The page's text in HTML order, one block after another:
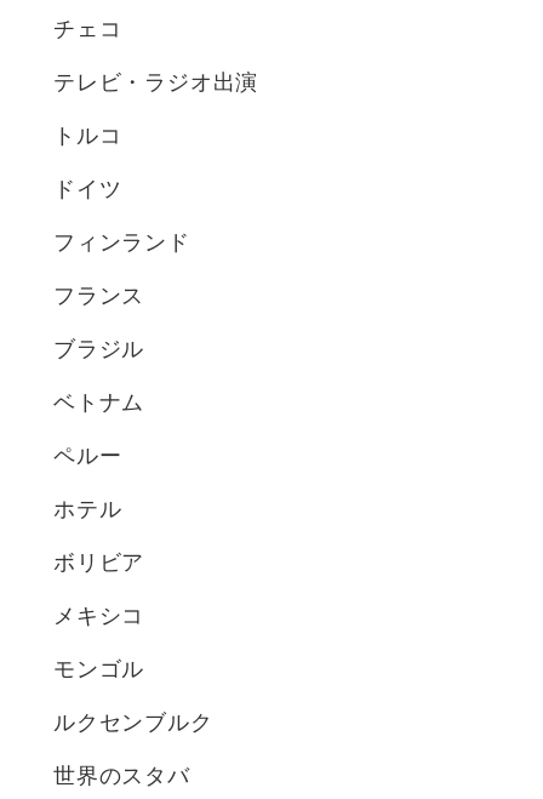
チェコ
テレビ・ラジオ出演
トルコ
ドイツ
フィンランド
フランス
ブラジル
ベトナム
ペルー
ホテル
ボリビア
メキシコ
モンゴル
ルクセンブルク
世界のスタバ